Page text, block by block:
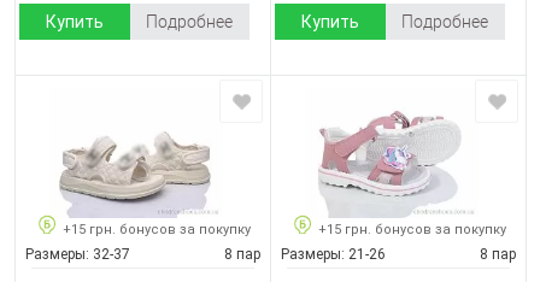
Купить Подробнее Купить Подробнее
+15 грн. бонусов за покупку
Размеры: 32-37 8 пар
+15 грн. бонусов за покупку
Размеры: 21-26 8 пар